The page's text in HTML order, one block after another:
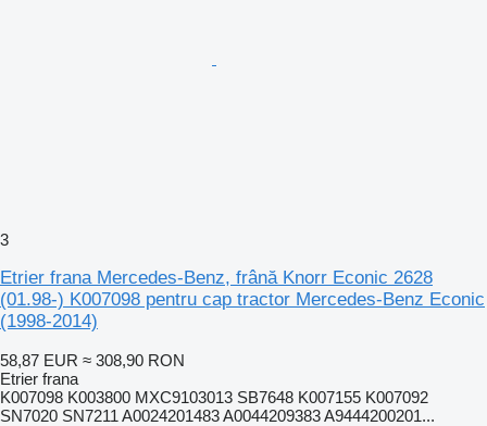
3
Etrier frana Mercedes-Benz, frână Knorr Econic 2628
(01.98-) K007098 pentru cap tractor Mercedes-Benz Econic
(1998-2014)
58,87 EUR ≈ 308,90 RON
Etrier frana
K007098 K003800 MXC9103013 SB7648 K007155 K007092
SN7020 SN7211 A0024201483 A0044209383 A9444200201...